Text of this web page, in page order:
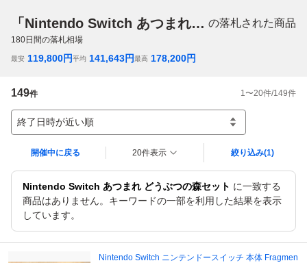
「Nintendo Switch あつまれ どうぶつの森セット」 の落札された商品
180日間の落札相場
最安 119,800円平均 141,643円最高 178,200円
149件 1 〜20件/149件
終了日時が近い順
開催中に戻る 20件表示 絞り込み(1)
Nintendo Switch あつまれ どうぶつの森セット に一致する
商品はありません。キーワードの一部を利用した結果を表示
しています。
Nintendo Switch ニンテンドースイッチ 本体 Fragmen